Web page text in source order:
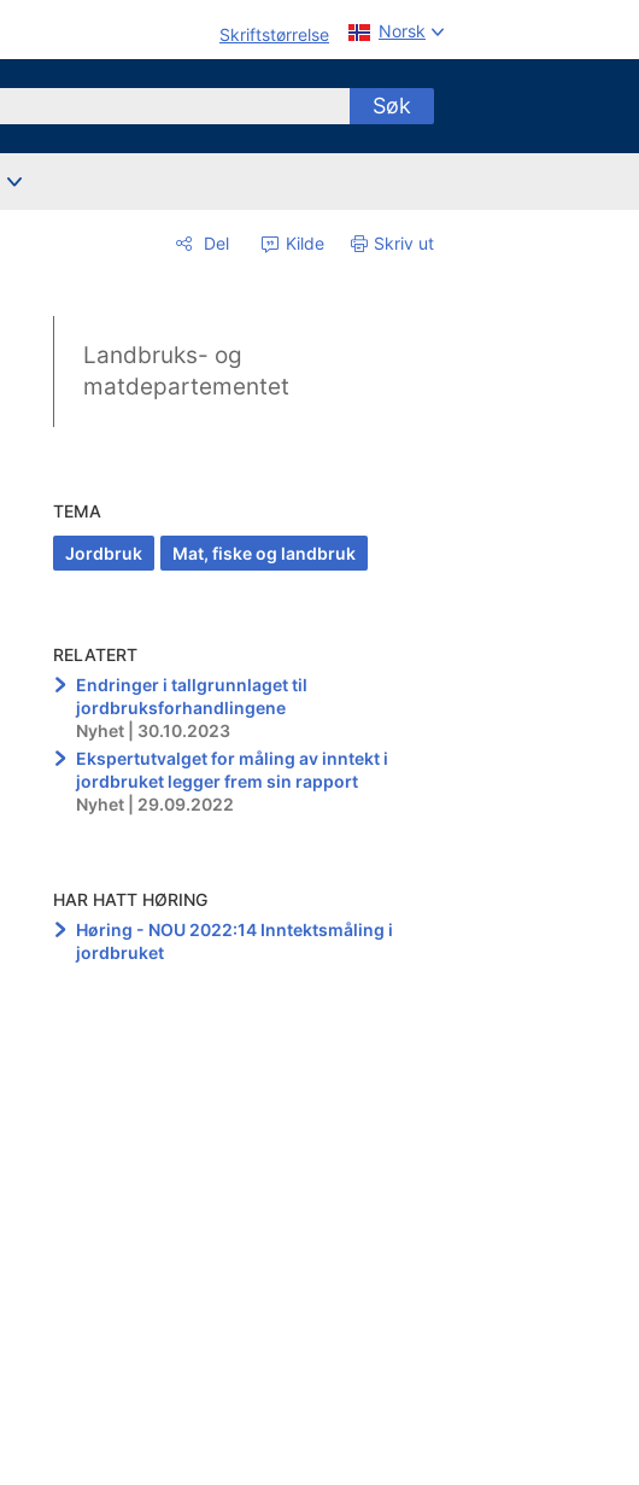
Skriftstørrelse Norsk
Søk
Del Kilde Skriv ut
Landbruks- og
matdepartementet
TEMA
Jordbruk Mat, fiske og landbruk
RELATERT
Endringer i tallgrunnlaget til
jordbruksforhandlingene
Nyhet | 30.10.2023
Ekspertutvalget for måling av inntekt i
jordbruket legger frem sin rapport
Nyhet | 29.09.2022
HAR HATT HØRING
Høring - NOU 2022:14 Inntektsmåling i
jordbruket